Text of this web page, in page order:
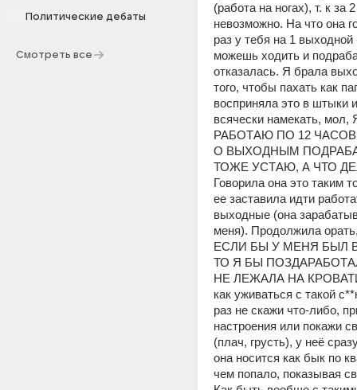
Политические дебаты
Смотреть все
(работа на ногах), т. к за
невозможно. На что она
раз у тебя на 1
можешь ходить и
отказалась. Я брала
того, чтобы пахать как
восприняла это в штыки
всячески намекать,
РАБОТАЮ ПО 12
О ВЫХОДНЫМ
ТОЖЕ УСТАЮ, А ЧТО
Говорила она это таким
ее заставила идти
выходные (она
меня). Продолжила
ЕСЛИ БЫ У МЕНЯ БЫЛ
ТО Я БЫ
НЕ ЛЕЖАЛА НА
как уживаться с такой
раз не скажи что-либо,
настроения или покажи
(плач, грусть), у неё
она носится как бык по
чем попало, показывая